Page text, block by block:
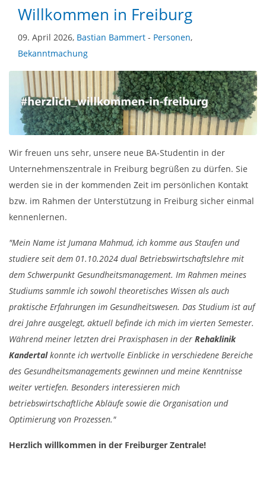
Willkommen in Freiburg
09. April 2026, Bastian Bammert - Personen,
Bekanntmachung
Wir freuen uns sehr, unsere neue BA-Studentin in der
Unternehmenszentrale in Freiburg begrüßen zu dürfen. Sie
werden sie in der kommenden Zeit im persönlichen Kontakt
bzw. im Rahmen der Unterstützung in Freiburg sicher einmal
kennenlernen.
"Mein Name ist Jumana Mahmud, ich komme aus Staufen und
studiere seit dem 01.10.2024 dual Betriebswirtschaftslehre mit
dem Schwerpunkt Gesundheitsmanagement. Im Rahmen meines
Studiums sammle ich sowohl theoretisches Wissen als auch
praktische Erfahrungen im Gesundheitswesen. Das Studium ist auf
drei Jahre ausgelegt, aktuell befinde ich mich im vierten Semester.
Während meiner letzten drei Praxisphasen in der Rehaklinik
Kandertalkonnte ich wertvolle Einblicke in verschiedene Bereiche
des Gesundheitsmanagements gewinnen und meine Kenntnisse
weiter vertiefen. Besonders interessieren mich
betriebswirtschaftliche Abläufe sowie die Organisation und
Optimierung von Prozessen."
Herzlich willkommen in der Freiburger Zentrale!